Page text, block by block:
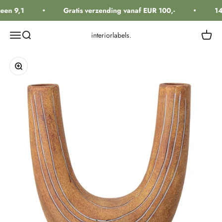
9,1 Gratis verzending vanaf EUR 100,-
Navigatiemenu openen
Zoeken openen interiorlabels.
In-/uitzoomen